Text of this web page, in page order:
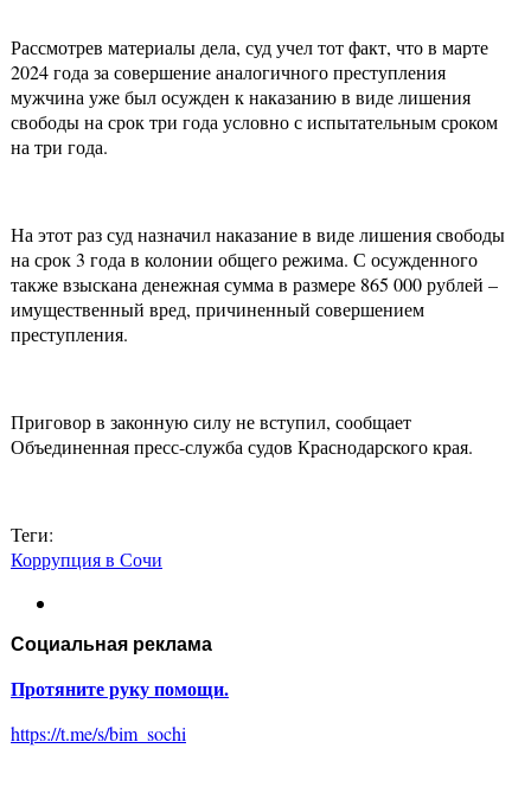
Рассмотрев материалы дела, суд учел тот факт, что в марте
2024 года за совершение аналогичного преступления
мужчина уже был осужден к наказанию в виде лишения
свободы на срок три года условно с испытательным сроком
на три года.
На этот раз суд назначил наказание в виде лишения свободы
на срок 3 года в колонии общего режима. С осужденного
также взыскана денежная сумма в размере 865 000 рублей –
имущественный вред, причиненный совершением
преступления.
Приговор в законную силу не вступил, сообщает
Объединенная пресс-служба судов Краснодарского края.
Теги:
Коррупция в Сочи
Социальная реклама
Протяните руку помощи.
https://t.me/s/bim_sochi